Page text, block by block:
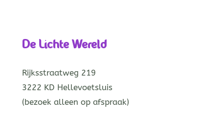
De Lichte Wereld
Rijksstraatweg 219
3222 KD Hellevoetsluis
(bezoek alleen op afspraak)